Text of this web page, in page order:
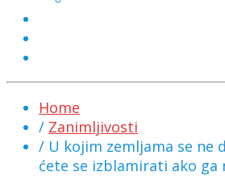
Home
/ Zanimljivosti
/ U kojim zemljama se ne
ćete se izblamirati ako ga